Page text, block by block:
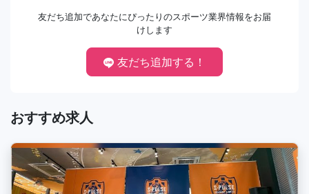
友だち追加であなたにぴったりのスポーツ業界情報をお届
けします
友だち追加する！
おすすめ求人